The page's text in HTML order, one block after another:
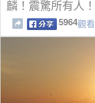
麟！震驚所有人！
5964觀看